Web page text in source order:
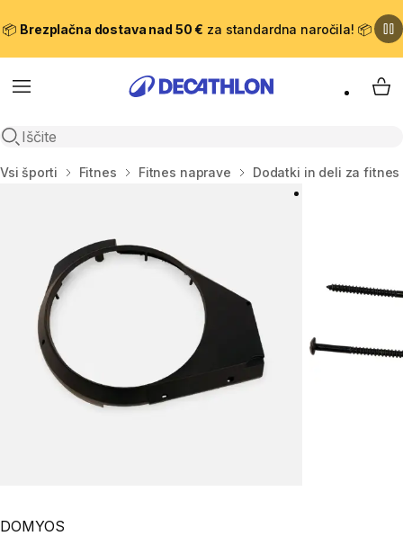
📦 Brezplačna dostava nad 50 € za standardna naročila! 📦
Meni
Odpri iskanje
Domov
Vsi športi Fitnes Fitnes naprave Dodatki in deli za fitnes
Play Video
DOMYOS